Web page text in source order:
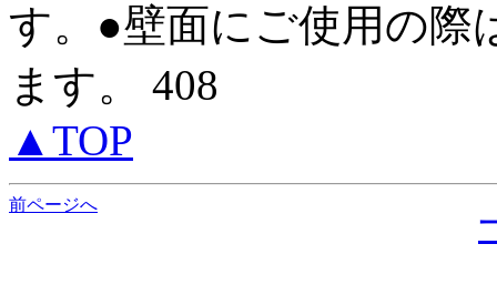
す。●壁面にご使用の際
ます。 408
▲TOP
前ページへ